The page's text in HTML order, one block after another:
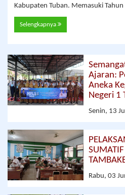
Kabupaten Tuban. Memasuki
Selengkapnya
Ajaran:
Aneka
Negeri 1
Senin, 13
Rabu, 03